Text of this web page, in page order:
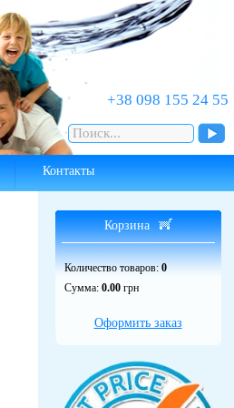
‎+38 098 155 24 55
Контакты
Корзина
Количество товаров: 0
Сумма: 0.00грн
Оформить заказ